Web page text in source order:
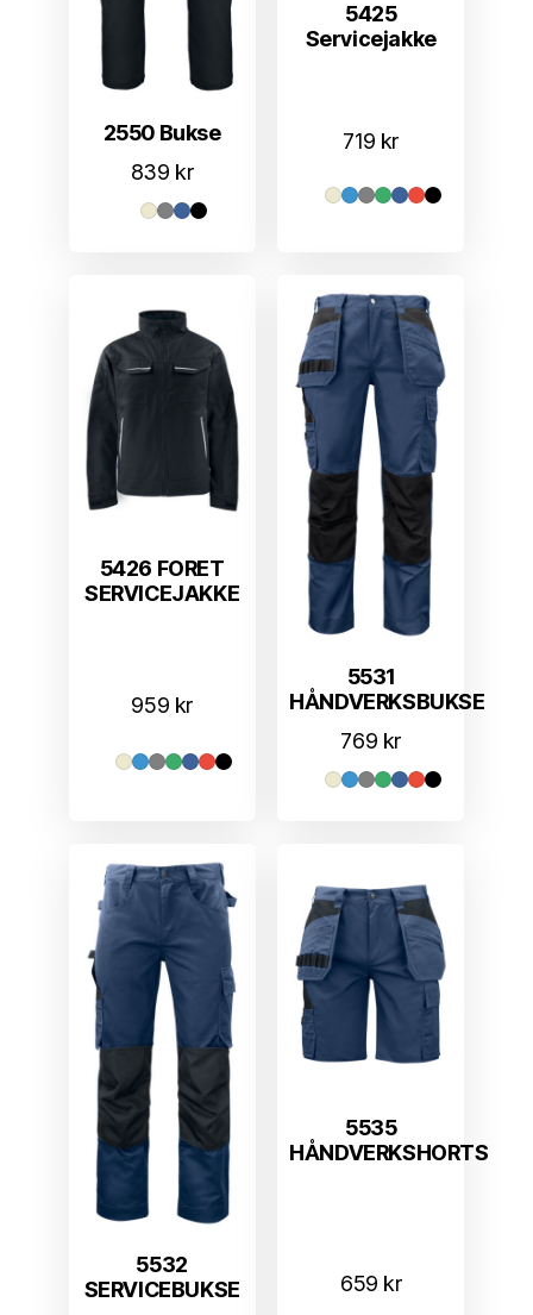
2550 Bukse
839 kr
5425
Servicejakke
719 kr
5426 FORET
SERVICEJAKKE
959 kr
5531
HÅNDVERKSBUKSE
769 kr
5532
SERVICEBUKSE
5535
HÅNDVERKSHORTS
659 kr